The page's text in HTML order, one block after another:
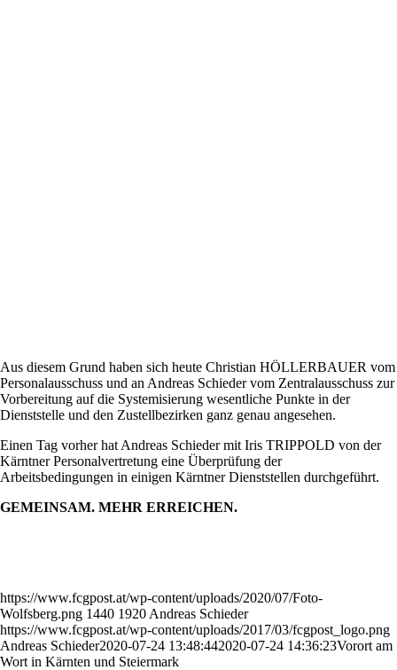
Aus diesem Grund haben sich heute Christian HÖLLERBAUER vom
Personalausschuss und an Andreas Schieder vom Zentralausschuss zur
Vorbereitung auf die Systemisierung wesentliche Punkte in der
Dienststelle und den Zustellbezirken ganz genau angesehen.
Einen Tag vorher hat Andreas Schieder mit Iris TRIPPOLD von der
Kärntner Personalvertretung eine Überprüfung der
Arbeitsbedingungen in einigen Kärntner Dienststellen durchgeführt.
GEMEINSAM. MEHR ERREICHEN.
https://www.fcgpost.at/wp-content/uploads/2020/07/Foto-
Wolfsberg.png 1440 1920 Andreas Schieder
https://www.fcgpost.at/wp-content/uploads/2017/03/fcgpost_logo.png
Andreas Schieder2020-07-24 13:48:442020-07-24 14:36:23Vorort am
Wort in Kärnten und Steiermark